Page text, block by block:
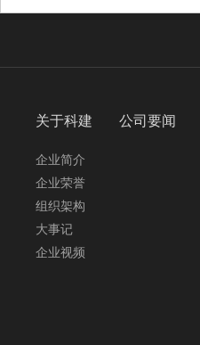
关于科建
企业简介
企业荣誉
组织架构
大事记
企业视频
公司要闻